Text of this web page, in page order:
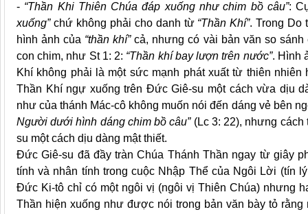
- “Thần Khi Thiên Chúa đáp xuống như chim bồ câu”:
xuống”chứ không phải cho danh từ “Thần Khí”. Trong Do
hình ảnh của “thần khí”cả, nhưng có vài bản văn so
con chim, như St 1: 2: “Thần khí bay lượn trên nước”. Hình
Khí không phải là một sức mạnh phát xuất từ thiên
Thần Khí ngự xuống trên Đức Giê-su một cách vừa dịu
như của thánh Mác-cô không muốn nói đến dáng vẻ bên
Người dưới hình dáng chim bồ câu”(Lc 3: 22), nhưng cách
su một cách dịu dàng mật thiết.
Đức Giê-su đã đầy tràn Chúa Thánh Thần ngay từ giây
tính và nhân tính trong cuộc Nhập Thể của Ngôi Lời (tín
Đức Ki-tô chỉ có một ngôi vị (ngôi vị Thiên Chúa) nhưng
Thần hiện xuống như được nói trong bản văn bày tỏ